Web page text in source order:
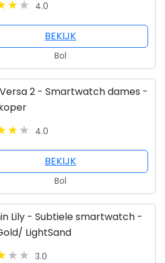
4.0
BEKIJK
Bol
2 - Smartwatch dames -
4.0
BEKIJK
Bol
Lily - Subtiele smartwatch -
LightSand
3.0